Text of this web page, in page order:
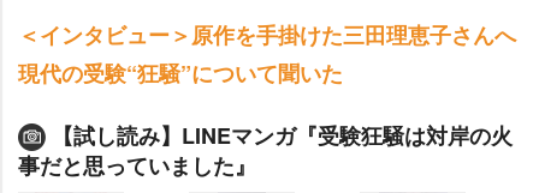
＜インタビュー＞原作を手掛けた三田理恵子さんへ
現代の受験“狂騒”について聞いた
【試し読み】LINEマンガ『受験狂騒は対岸の火
事だと思っていました』